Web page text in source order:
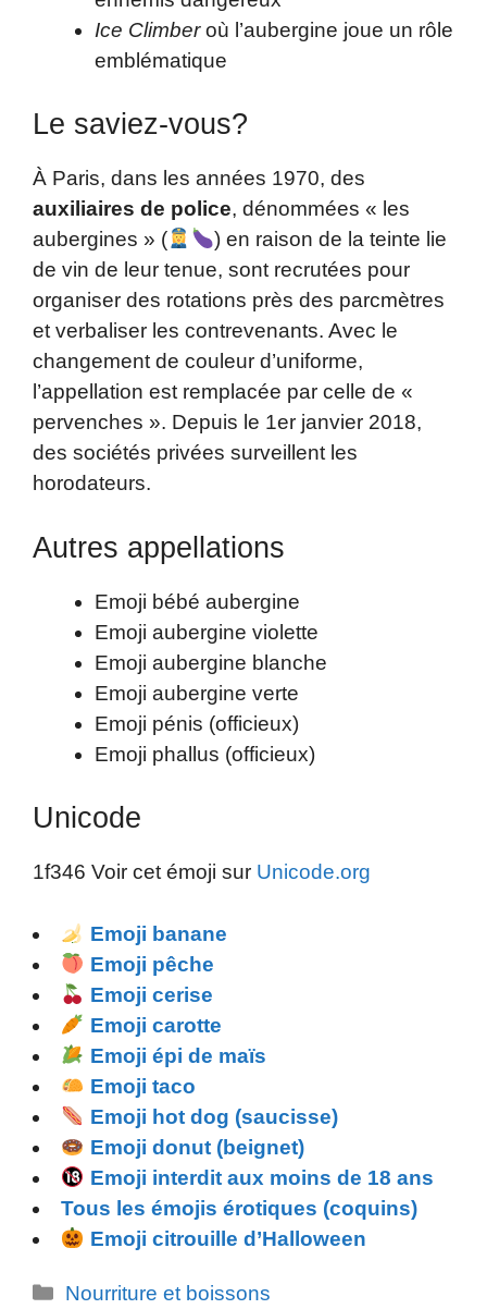
Ice Climberoù l’aubergine joue un rôle
emblématique
Le saviez-vous?
À Paris, dans les années 1970, des
auxiliaires de police, dénommées « les
aubergines » (
) en raison de la teinte lie
de vin de leur tenue, sont recrutées pour
organiser des rotations près des parcmètres
et verbaliser les contrevenants. Avec le
changement de couleur d’uniforme,
l’appellation est remplacée par celle de «
pervenches ». Depuis le 1er janvier 2018,
des sociétés privées surveillent les
horodateurs.
Autres appellations
Emoji bébé aubergine
Emoji aubergine violette
Emoji aubergine blanche
Emoji aubergine verte
Emoji pénis (officieux)
Emoji phallus (officieux)
Unicode
1f346 Voir cet émoji sur Unicode.org
Emoji banane
Emoji pêche
Emoji cerise
Emoji carotte
Emoji épi de maïs
Emoji taco
Emoji hot dog (saucisse)
Emoji donut (beignet)
Emoji interdit aux moins de 18 ans
Tous les émojis érotiques (coquins)
Emoji citrouille d’Halloween
Catégories
Nourriture et boissons